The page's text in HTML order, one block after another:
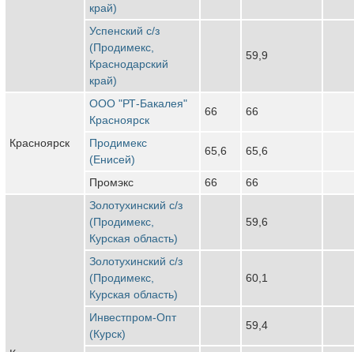
край)
Успенский с/з
(Продимекс,
Краснодарский
край)
59,9
Красноярск
ООО "РТ-Бакалея"
Красноярск
66 66
Продимекс
(Енисей)
65,6 65,6
Промэкс 66 66
Золотухинский с/з
(Продимекс,
Курская область)
59,6
Золотухинский с/з
(Продимекс,
Курская область)
60,1
Инвестпром-Опт
(Курск)
59,4